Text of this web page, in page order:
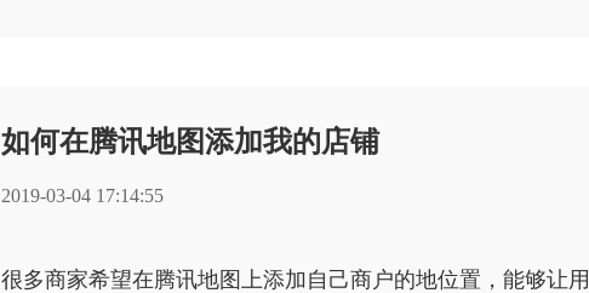
如何在腾讯地图添加我的店铺
2019-03-04 17:14:55
很多商家希望在腾讯地图上添加自己商户的地位置，能够让用